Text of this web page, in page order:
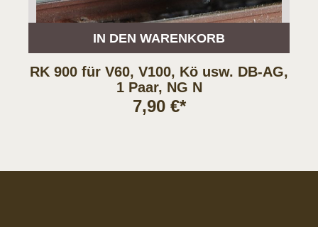
IN DEN WARENKORB
RK 900 für V60, V100, Kö usw. DB-AG,
1 Paar, NG N
7,90 €*